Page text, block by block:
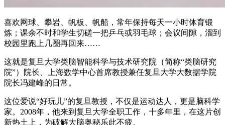
喜欢网球、攀岩、帆板、帆船，常年保持每天一小时体育锻
炼；课余不时和学生切磋一把乒乓或羽毛球；会议间隙，溜到
校园里跑上几圈再回来……
这就是复旦大学类脑智能科学与技术研究院（简称“类脑研究
院”）院长、上海数学中心首席教授兼任复旦大学大数据学院
院长冯建峰的日常。
这位爱说“好玩儿”的复旦教授，不仅是运动达人，更是脑科学
家。2008年，他来到复旦大学全职工作，十多年里，在这片创
新热土上，为破解大脑奥秘乐此不疲。